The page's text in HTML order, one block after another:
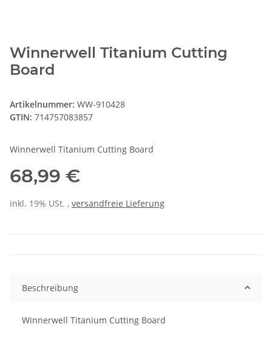
Winnerwell Titanium Cutting
Board
Artikelnummer: WW-910428
GTIN: 714757083857
Winnerwell Titanium Cutting Board
68,99 €
inkl. 19% USt. , versandfreie Lieferung
Beschreibung
Winnerwell Titanium Cutting Board